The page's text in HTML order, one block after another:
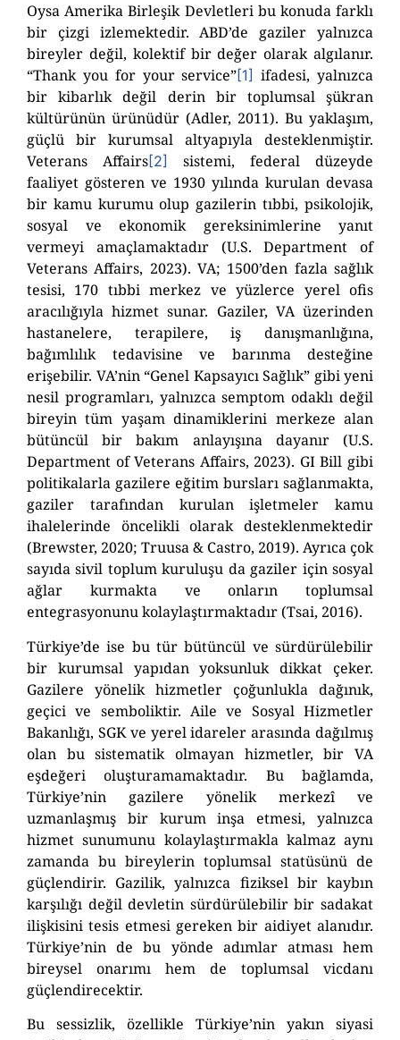
Oysa Amerika Birleşik Devletleri bu konuda farklı
bir çizgi izlemektedir. ABD’de gaziler yalnızca
bireyler değil, kolektif bir değer olarak algılanır.
“Thank you for your service”[1] ifadesi, yalnızca
bir kibarlık değil derin bir toplumsal şükran
kültürünün ürünüdür (Adler, 2011). Bu yaklaşım,
güçlü bir kurumsal altyapıyla desteklenmiştir.
Veterans Affairs[2]
sistemi, federal düzeyde
faaliyet gösteren ve 1930 yılında kurulan devasa
bir kamu kurumu olup gazilerin tıbbi, psikolojik,
sosyal ve ekonomik gereksinimlerine yanıt
vermeyi amaçlamaktadır (U.S. Department of
Veterans Affairs, 2023). VA; 1500’den fazla sağlık
tesisi, 170 tıbbi merkez ve yüzlerce yerel ofis
aracılığıyla hizmet sunar. Gaziler, VA üzerinden
hastanelere, terapilere, iş danışmanlığına,
bağımlılık tedavisine ve barınma desteğine
erişebilir. VA’nin “Genel Kapsayıcı Sağlık” gibi yeni
nesil programları, yalnızca semptom odaklı değil
bireyin tüm yaşam dinamiklerini merkeze alan
bütüncül bir bakım anlayışına dayanır (U.S.
Department of Veterans Affairs, 2023). GI Bill gibi
politikalarla gazilere eğitim bursları sağlanmakta,
gaziler tarafından kurulan işletmeler kamu
ihalelerinde öncelikli olarak desteklenmektedir
(Brewster, 2020; Truusa & Castro, 2019). Ayrıca çok
sayıda sivil toplum kuruluşu da gaziler için sosyal
ağlar kurmakta ve onların toplumsal
entegrasyonunu kolaylaştırmaktadır (Tsai, 2016).
Türkiye’de ise bu tür bütüncül ve sürdürülebilir
bir kurumsal yapıdan yoksunluk dikkat çeker.
Gazilere yönelik hizmetler çoğunlukla dağınık,
geçici ve semboliktir. Aile ve Sosyal Hizmetler
Bakanlığı, SGK ve yerel idareler arasında dağılmış
olan bu sistematik olmayan hizmetler, bir VA
eşdeğeri oluşturamamaktadır. Bu bağlamda,
Türkiye’nin gazilere yönelik merkezî ve
uzmanlaşmış bir kurum inşa etmesi, yalnızca
hizmet sunumunu kolaylaştırmakla kalmaz aynı
zamanda bu bireylerin toplumsal statüsünü de
güçlendirir. Gazilik, yalnızca fiziksel bir kaybın
karşılığı değil devletin sürdürülebilir bir sadakat
ilişkisini tesis etmesi gereken bir aidiyet alanıdır.
Türkiye’nin de bu yönde adımlar atması hem
bireysel onarımı hem de toplumsal vicdanı
güçlendirecektir.
Bu sessizlik, özellikle Türkiye’nin yakın siyasi